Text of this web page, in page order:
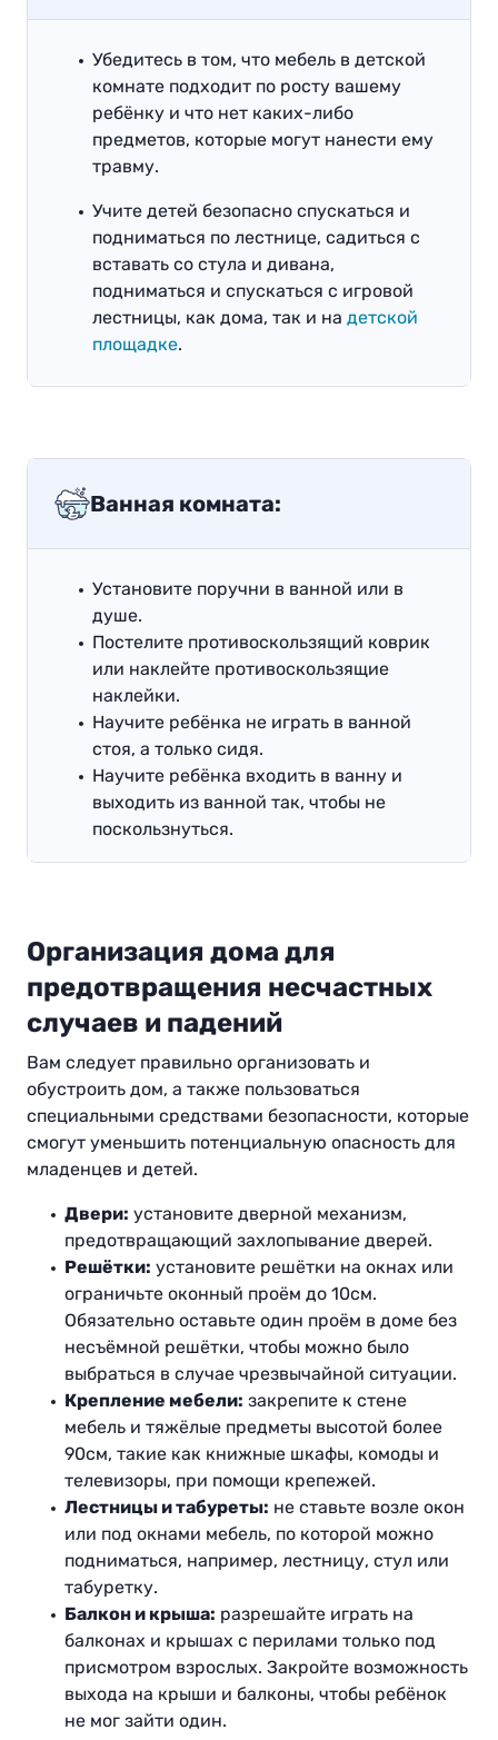
Убедитесь в том, что мебель в детской
комнате подходит по росту вашему
ребёнку и что нет каких-либо
предметов, которые могут нанести ему
травму.
Учите детей безопасно спускаться и
подниматься по лестнице, садиться с
вставать со стула и дивана,
подниматься и спускаться с игровой
лестницы, как дома, так и на детской
площадке.
Ванная комната:
Установите поручни в ванной или в
душе.
Постелите противоскользящий коврик
или наклейте противоскользящие
наклейки.
Научите ребёнка не играть в ванной
стоя, а только сидя.
Научите ребёнка входить в ванну и
выходить из ванной так, чтобы не
поскользнуться.
Организация дома для
предотвращения несчастных
случаев и падений
Вам следует правильно организовать и
обустроить дом, а также пользоваться
специальными средствами безопасности, которые
смогут уменьшить потенциальную опасность для
младенцев и детей.
Двери: установите дверной механизм,
предотвращающий захлопывание дверей.
Решётки: установите решётки на окнах или
ограничьте оконный проём до 10см.
Обязательно оставьте один проём в доме без
несъёмной решётки, чтобы можно было
выбраться в случае чрезвычайной ситуации.
Крепление мебели: закрепите к стене
мебель и тяжёлые предметы высотой более
90см, такие как книжные шкафы, комоды и
телевизоры, при помощи крепежей.
Лестницы и табуреты: не ставьте возле окон
или под окнами мебель, по которой можно
подниматься, например, лестницу, стул или
табуретку.
Балкон и крыша: разрешайте играть на
балконах и крышах с перилами только под
присмотром взрослых. Закройте возможность
выхода на крыши и балконы, чтобы ребёнок
не мог зайти один.